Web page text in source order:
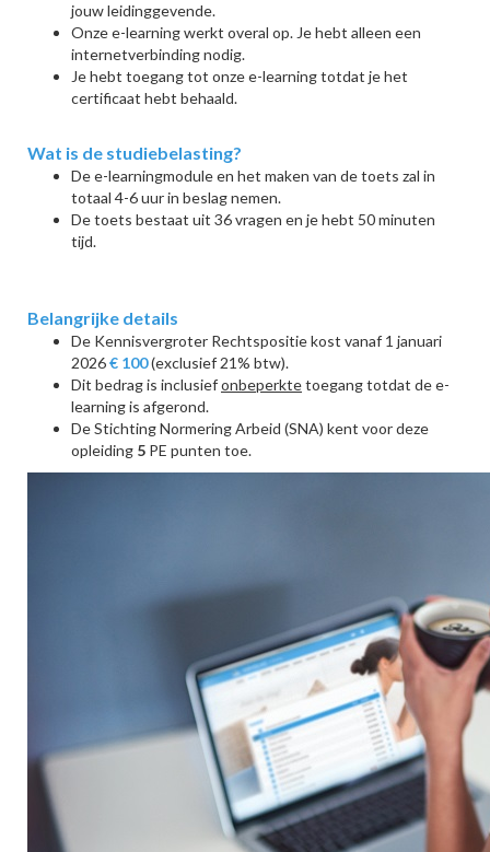
jouw leidinggevende.
Onze e-learning werkt overal op. Je hebt alleen een
internetverbinding nodig.
Je hebt toegang tot onze e-learning totdat je het
certificaat hebt behaald.
Wat is de studiebelasting?
De e-learningmodule en het maken van de toets zal in
totaal 4-6 uur in beslag nemen.
De toets bestaat uit 36 vragen en je hebt 50 minuten
tijd.
Belangrijke details
De Kennisvergroter Rechtspositie kost vanaf 1 januari
2026€ 100(exclusief 21% btw).
Dit bedrag is inclusiefonbeperktetoegang totdat de e-
learning is afgerond.
De Stichting Normering Arbeid (SNA) kent voor deze
opleiding 5 PE punten toe.